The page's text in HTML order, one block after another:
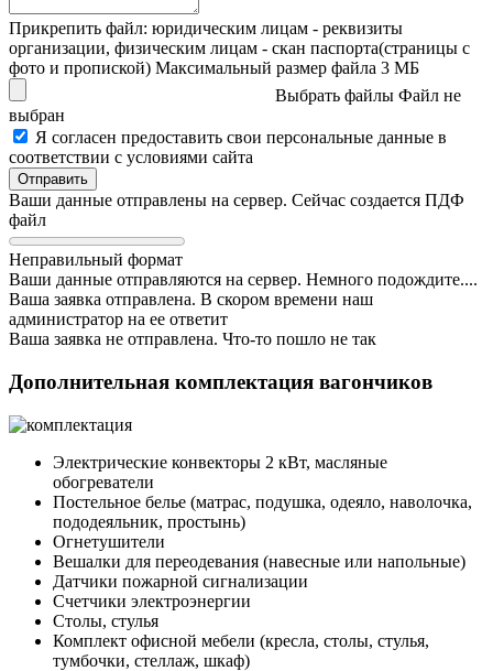
Прикрепить файл: юридическим лицам - реквизиты
организации, физическим лицам - скан паспорта(страницы с
фото и пропиской) Максимальный размер файла 3 MБ
Выбрать файлы Файл не
выбран
Я согласен предоставить свои персональные данные в
соответствии с условиями сайта
Ваши данные отправлены на сервер. Сейчас создается ПДФ
файл
Неправильный формат
Ваши данные отправляются на сервер. Немного подождите....
Ваша заявка отправлена. В скором времени наш
администратор на ее ответит
Ваша заявка не отправлена. Что-то пошло не так
Дополнительная комплектация вагончиков
Электрические конвекторы 2 кВт, масляные
обогреватели
Постельное белье (матрас, подушка, одеяло, наволочка,
пододеяльник, простынь)
Огнетушители
Вешалки для переодевания (навесные или напольные)
Датчики пожарной сигнализации
Счетчики электроэнергии
Столы, стулья
Комплект офисной мебели (кресла, столы, стулья,
тумбочки, стеллаж, шкаф)